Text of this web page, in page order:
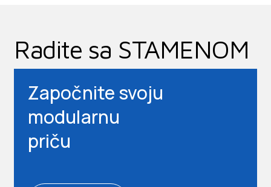
Radite sa STAMENOM
Započnite svoju
modularnu
priču